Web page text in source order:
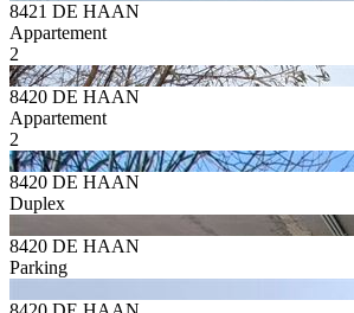
8421 DE HAAN
Appartement
2
8420 DE HAAN
Appartement
2
8420 DE HAAN
Duplex
8420 DE HAAN
Parking